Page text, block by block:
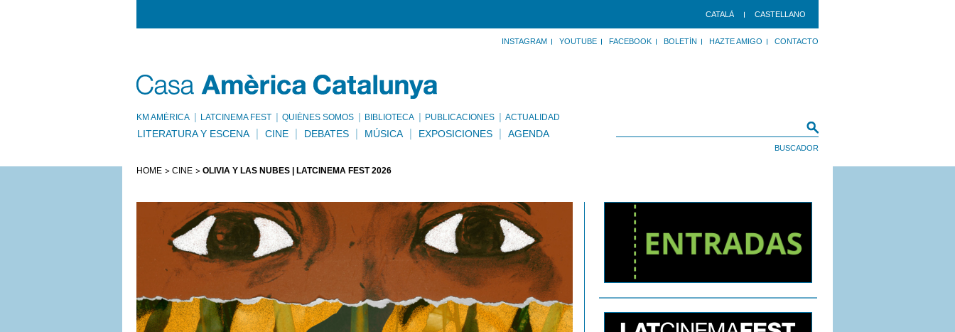
CATALÀ CASTELLANO
INSTAGRAM YOUTUBE FACEBOOK BOLETÍN HAZTE AMIGO CONTACTO
KM AMÈRICA LATCINEMA FEST QUIÉNES SOMOS BIBLIOTECA PUBLICACIONES ACTUALIDAD
LITERATURA Y ESCENA CINE DEBATES MÚSICA EXPOSICIONES AGENDA
HOME CINE OLIVIA Y LAS NUBES | LATCINEMA FEST 2026